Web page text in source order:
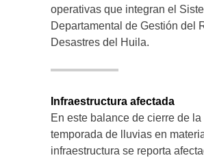
operativas que integran el
Departamental de Gestión del
Desastres del Huila.
Infraestructura afectada
En este balance de cierre de la
temporada de lluvias en
infraestructura se reporta